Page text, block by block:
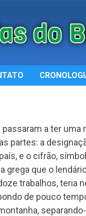
a ter uma
partes: a
e o cifrão,
grega que o
trabalhos, teria
de pouco